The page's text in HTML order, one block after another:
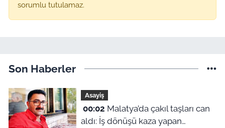
sorumlu tutulamaz.
Son Haberler
Asayiş
00:02
aldı: İş dönüşü kaza yapan